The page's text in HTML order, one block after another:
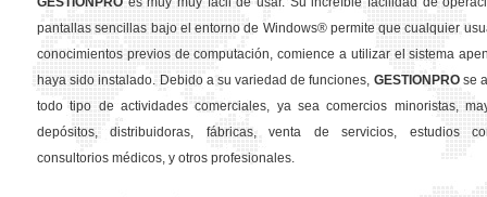
pantallas sencillas bajo el entorno de Windows® permite que cualquier
conocimientos previos de computación, comience a utilizar el sistema
haya sido instalado. Debido a su variedad de funciones, GESTION PROse
todo tipo de actividades comerciales, ya sea comercios minoristas,
depósitos, distribuidoras, fábricas, venta de servicios, estudios
consultorios médicos, y otros profesionales.